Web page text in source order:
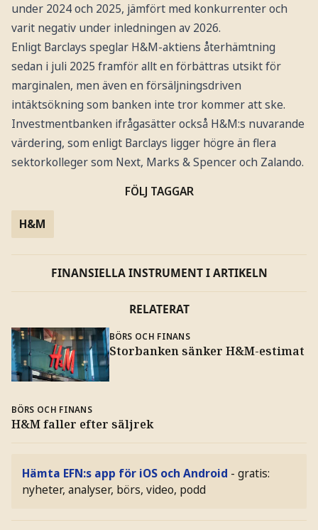
under 2024 och 2025, jämfört med konkurrenter och
varit negativ under inledningen av 2026.
Enligt Barclays speglar H&M-aktiens återhämtning
sedan i juli 2025 framför allt en förbättras utsikt för
marginalen, men även en försäljningsdriven
intäktsökning som banken inte tror kommer att ske.
Investmentbanken ifrågasätter också H&M:s nuvarande
värdering, som enligt Barclays ligger högre än flera
sektorkolleger som Next, Marks & Spencer och Zalando.
FÖLJ TAGGAR
H&M
FINANSIELLA INSTRUMENT I ARTIKELN
RELATERAT
BÖRS OCH FINANS
Storbanken sänker H&M-estimat
BÖRS OCH FINANS
H&M faller efter säljrek
Hämta EFN:s app för iOS och Android - gratis:
nyheter, analyser, börs, video, podd